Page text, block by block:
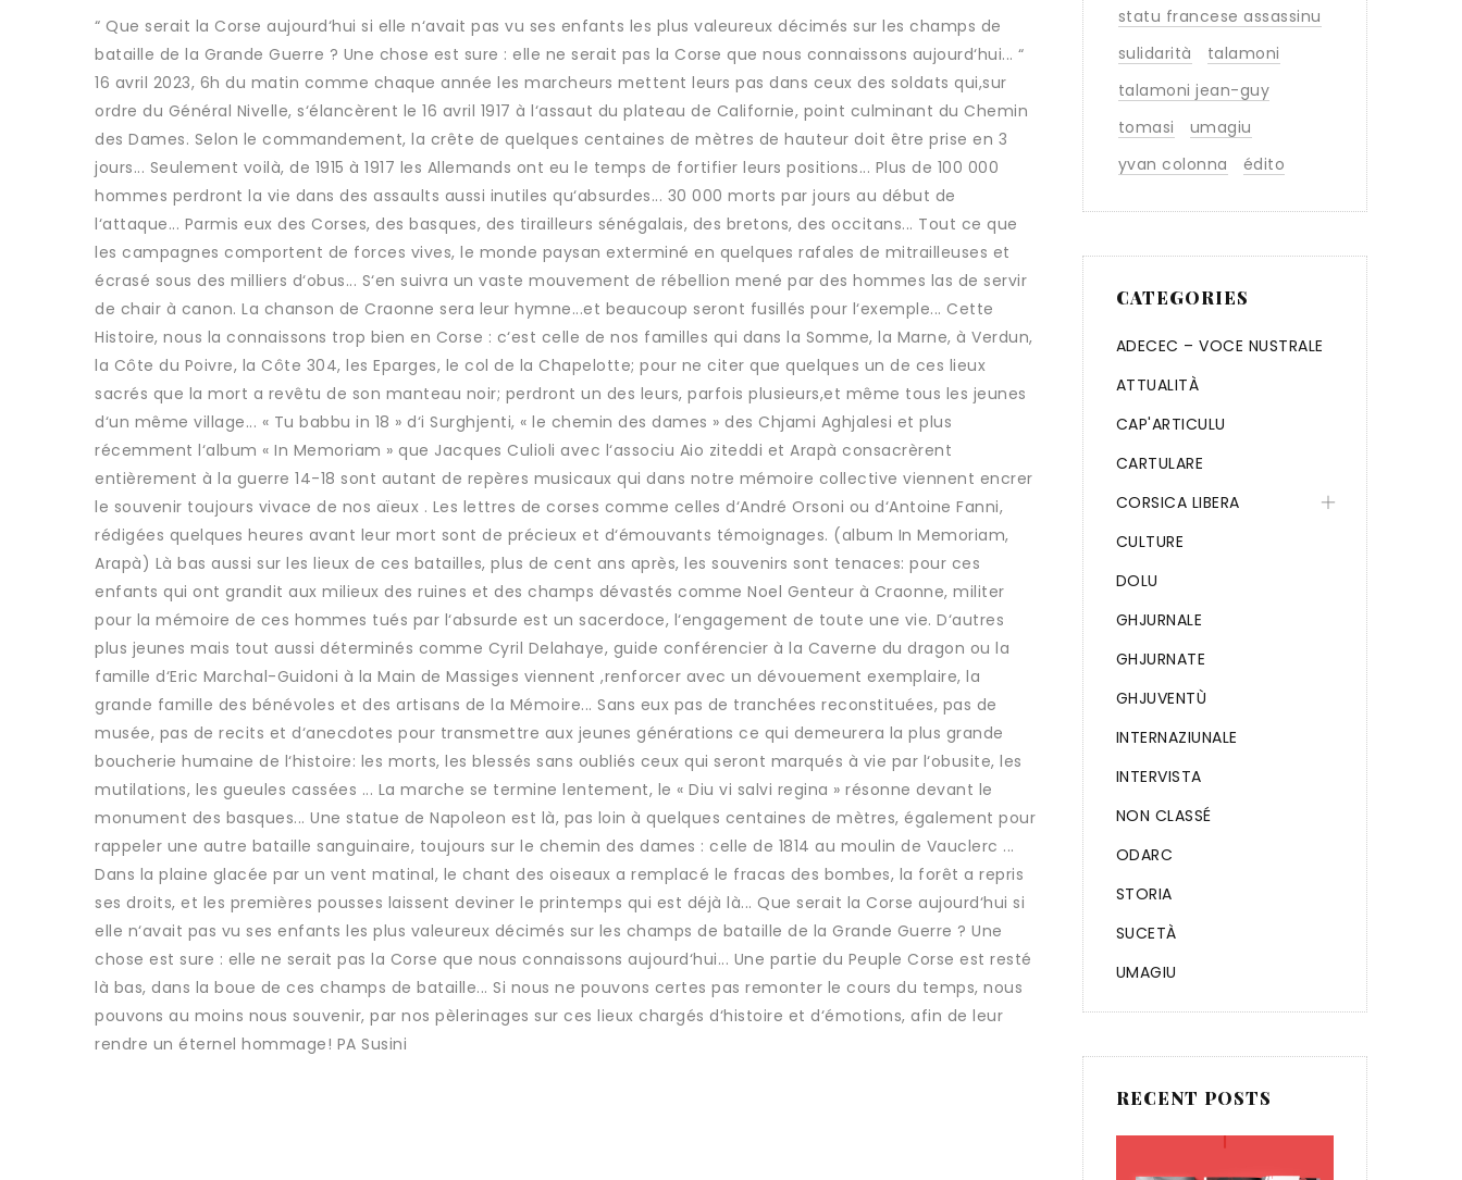
“ Que serait la Corse aujourd‘hui si elle n‘avait pas vu ses enfants les plus valeureux décimés sur les champs de
bataille de la Grande Guerre ? Une chose est sure : elle ne serait pas la Corse que nous connaissons aujourd‘hui... “
16 avril 2023, 6h du matin comme chaque année les marcheurs mettent leurs pas dans ceux des soldats qui,sur
ordre du Général Nivelle, s‘élancèrent le 16 avril 1917 à l‘assaut du plateau de Californie, point culminant du Chemin
des Dames. Selon le commandement, la crête de quelques centaines de mètres de hauteur doit être prise en 3
jours... Seulement voilà, de 1915 à 1917 les Allemands ont eu le temps de fortifier leurs positions... Plus de 100 000
hommes perdront la vie dans des assaults aussi inutiles qu‘absurdes... 30 000 morts par jours au début de
l‘attaque... Parmis eux des Corses, des basques, des tirailleurs sénégalais, des bretons, des occitans... Tout ce que
les campagnes comportent de forces vives, le monde paysan exterminé en quelques rafales de mitrailleuses et
écrasé sous des milliers d‘obus... S‘en suivra un vaste mouvement de rébellion mené par des hommes las de servir
de chair à canon. La chanson de Craonne sera leur hymne...et beaucoup seront fusillés pour l‘exemple... Cette
Histoire, nous la connaissons trop bien en Corse : c‘est celle de nos familles qui dans la Somme, la Marne, à Verdun,
la Côte du Poivre, la Côte 304, les Eparges, le col de la Chapelotte; pour ne citer que quelques un de ces lieux
sacrés que la mort a revêtu de son manteau noir; perdront un des leurs, parfois plusieurs,et même tous les jeunes
d‘un même village... « Tu babbu in 18 » d‘i Surghjenti, « le chemin des dames » des Chjami Aghjalesi et plus
récemment l‘album « In Memoriam » que Jacques Culioli avec l‘associu Aio ziteddi et Arapà consacrèrent
entièrement à la guerre 14-18 sont autant de repères musicaux qui dans notre mémoire collective viennent encrer
le souvenir toujours vivace de nos aïeux . Les lettres de corses comme celles d‘André Orsoni ou d‘Antoine Fanni,
rédigées quelques heures avant leur mort sont de précieux et d‘émouvants témoignages. (album In Memoriam,
Arapà) Là bas aussi sur les lieux de ces batailles, plus de cent ans après, les souvenirs sont tenaces: pour ces
enfants qui ont grandit aux milieux des ruines et des champs dévastés comme Noel Genteur à Craonne, militer
pour la mémoire de ces hommes tués par l‘absurde est un sacerdoce, l‘engagement de toute une vie. D‘autres
plus jeunes mais tout aussi déterminés comme Cyril Delahaye, guide conférencier à la Caverne du dragon ou la
famille d‘Eric Marchal-Guidoni à la Main de Massiges viennent ,renforcer avec un dévouement exemplaire, la
grande famille des bénévoles et des artisans de la Mémoire... Sans eux pas de tranchées reconstituées, pas de
musée, pas de recits et d‘anecdotes pour transmettre aux jeunes générations ce qui demeurera la plus grande
boucherie humaine de l‘histoire: les morts, les blessés sans oubliés ceux qui seront marqués à vie par l‘obusite, les
mutilations, les gueules cassées ... La marche se termine lentement, le « Diu vi salvi regina » résonne devant le
monument des basques... Une statue de Napoleon est là, pas loin à quelques centaines de mètres, également pour
rappeler une autre bataille sanguinaire, toujours sur le chemin des dames : celle de 1814 au moulin de Vauclerc ...
Dans la plaine glacée par un vent matinal, le chant des oiseaux a remplacé le fracas des bombes, la forêt a repris
ses droits, et les premières pousses laissent deviner le printemps qui est déjà là... Que serait la Corse aujourd‘hui si
elle n‘avait pas vu ses enfants les plus valeureux décimés sur les champs de bataille de la Grande Guerre ? Une
chose est sure : elle ne serait pas la Corse que nous connaissons aujourd‘hui... Une partie du Peuple Corse est resté
là bas, dans la boue de ces champs de bataille... Si nous ne pouvons certes pas remonter le cours du temps, nous
pouvons au moins nous souvenir, par nos pèlerinages sur ces lieux chargés d‘histoire et d‘émotions, afin de leur
rendre un éternel hommage! PA Susini
statu francese assassinu
sulidarità
talamoni
talamoni jean-guy
tomasi
umagiu
yvan colonna
édito
CATEGORIES
ADECEC – VOCE NUSTRALE
ATTUALITÀ
CAP'ARTICULU
CARTULARE
CORSICA LIBERA
CULTURE
DOLU
GHJURNALE
GHJURNATE
GHJUVENTÙ
INTERNAZIUNALE
INTERVISTA
NON CLASSÉ
ODARC
STORIA
SUCETÀ
UMAGIU
RECENT POSTS